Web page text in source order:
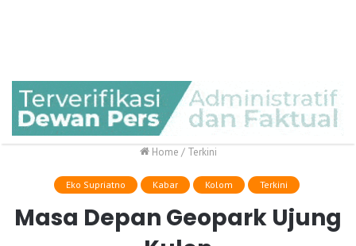
Home / Terkini
Eko Supriatno Kabar Kolom Terkini
Masa Depan Geopark Ujung